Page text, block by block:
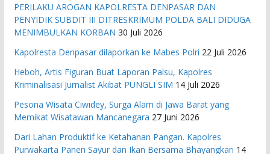
PERILAKU AROGAN KAPOLRESTA DENPASAR DAN
PENYIDIK SUBDIT III DITRESKRIMUM POLDA BALI DIDUGA
MENIMBULKAN KORBAN 30 Juli 2026
Kapolresta Denpasar dilaporkan ke Mabes Polri 22 Juli 2026
Heboh, Artis Figuran Buat Laporan Palsu, Kapolres
Kriminalisasi Jurnalist Akibat PUNGLI SIM 14 Juli 2026
Pesona Wisata Ciwidey, Surga Alam di Jawa Barat yang
Memikat Wisatawan Mancanegara 27 Juni 2026
Dari Lahan Produktif ke Ketahanan Pangan. Kapolres
Purwakarta Panen Sayur dan Ikan Bersama Bhayangkari 14